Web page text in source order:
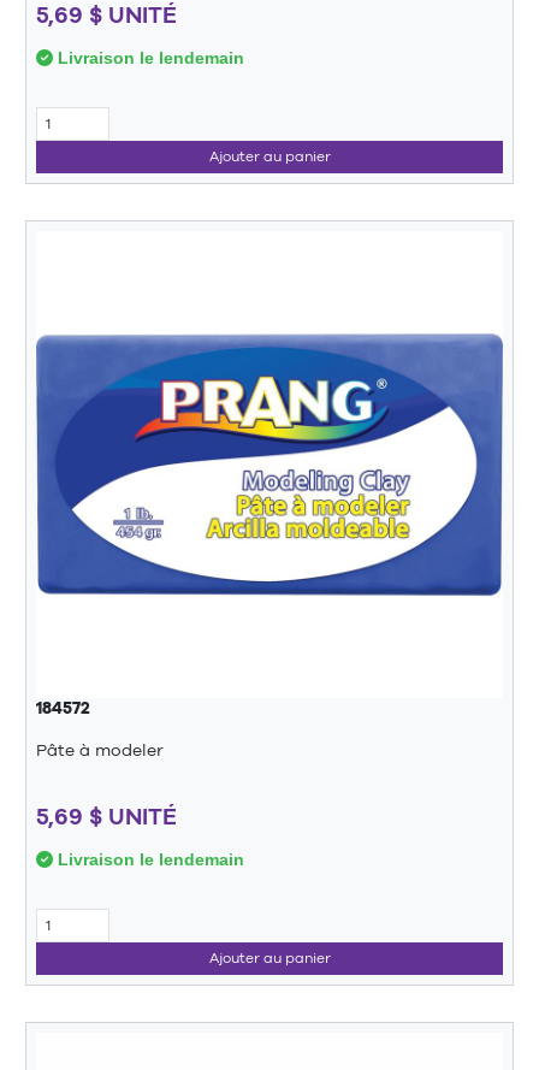
5,69 $ UNITÉ
Livraison le lendemain
Ajouter au panier
184572
Pâte à modeler
5,69 $ UNITÉ
Livraison le lendemain
Ajouter au panier